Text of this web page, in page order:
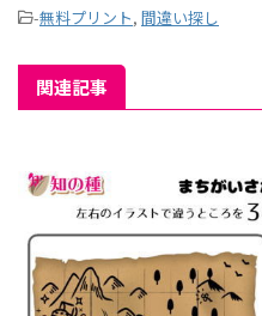
-無料プリント, 間違い探し
関連記事